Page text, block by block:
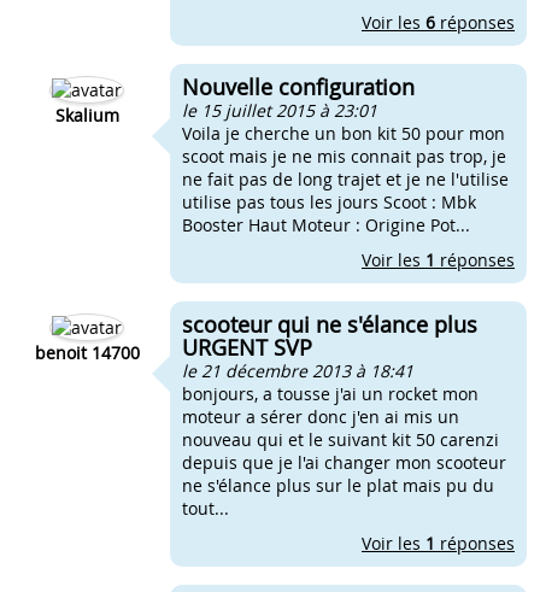
Voir les 6 réponses
Skalium
Nouvelle configuration
le 15 juillet 2015 à 23:01
Voila je cherche un bon kit 50 pour mon
scoot mais je ne mis connait pas trop, je
ne fait pas de long trajet et je ne l'utilise
utilise pas tous les jours Scoot : Mbk
Booster Haut Moteur : Origine Pot...
Voir les 1 réponses
benoit 14700
scooteur qui ne s'élance plus
URGENT SVP
le 21 décembre 2013 à 18:41
bonjours, a tousse j'ai un rocket mon
moteur a sérer donc j'en ai mis un
nouveau qui et le suivant kit 50 carenzi
depuis que je l'ai changer mon scooteur
ne s'élance plus sur le plat mais pu du
tout...
Voir les 1 réponses